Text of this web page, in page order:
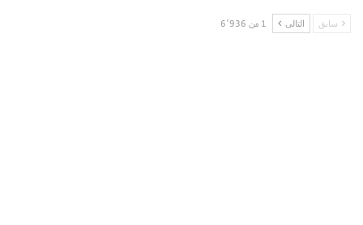
سابق التالى 1 من 6٬936